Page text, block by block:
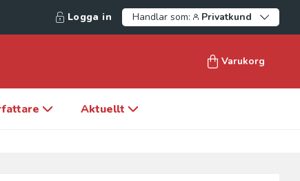
Logga in Handlar som: Privatkund
Varukorg
Aktuellt